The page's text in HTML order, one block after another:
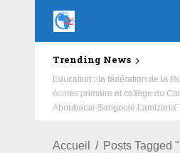
Trending News
Education : la fédération de la
écoles primaire et collège du
Aboubacar Sangoulé Lamizana
Accueil Posts Tagged